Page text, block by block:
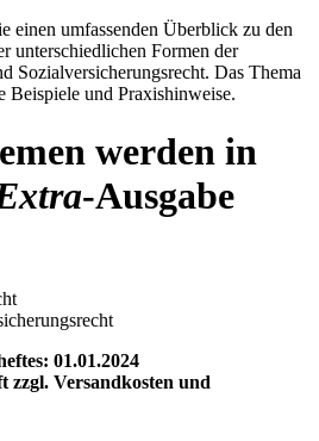
einen umfassenden Überblick zu den
unterschiedlichen Formen der
Sozialversicherungsrecht. Das Thema
Beispiele und Praxishinweise.
werden in
-Ausgabe
01.01.2024
zzgl. Versandkosten und